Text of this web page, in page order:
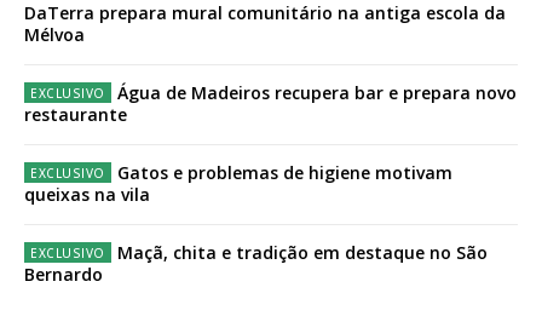
DaTerra prepara mural comunitário na antiga escola da
Mélvoa
Água de Madeiros recupera bar e prepara novo
restaurante
Gatos e problemas de higiene motivam
queixas na vila
Maçã, chita e tradição em destaque no São
Bernardo